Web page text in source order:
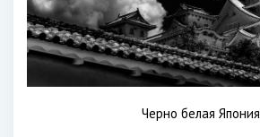
Черно белая Япония